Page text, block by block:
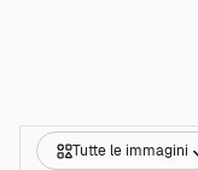
Tutte le immagini